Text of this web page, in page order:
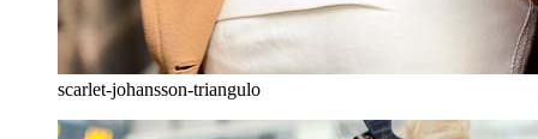
scarlet-johansson-triangulo